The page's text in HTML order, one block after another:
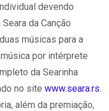
devendo
da Canção
músicas para a
por intérprete
da Searinha
no site www.seara.rs
além da premiação,